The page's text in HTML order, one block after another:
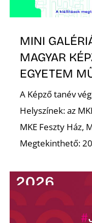
MINI
MAGYAR
EGYETEM
A Képző tanév
Helyszínek: az
MKE Feszty Ház,
Megtekinthető: